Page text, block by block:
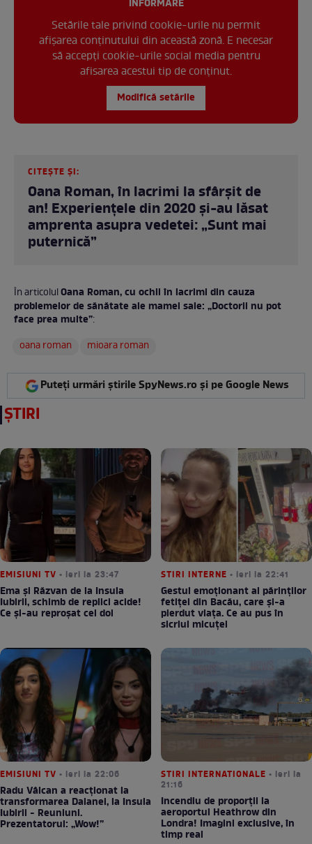
INFORMARE
Setările tale privind cookie-urile nu permit
afișarea conținutului din această zonă. E necesar
să accepți cookie-urile social media pentru
afisarea acestui tip de conținut.
Modifică setările
CITEȘTE ȘI:
Oana Roman, în lacrimi la sfârșit de
an! Experiențele din 2020 și-au lăsat
amprenta asupra vedetei: „Sunt mai
puternică”
În articolulOana Roman, cu ochii în lacrimi din cauza
problemelor de sănătate ale mamei sale: „Doctorii nu pot
face prea multe”:
oana roman
mioara roman
Puteți urmări știrile SpyNews.ro și pe Google News
ȘTIRI
EMISIUNI TV • ieri la 23:47
Ema și Răzvan de la Insula
Iubirii, schimb de replici acide!
Ce și-au reproșat cei doi
STIRI INTERNE • ieri la 22:41
Gestul emoționant al părinților
fetiței din Bacău, care și-a
pierdut viața. Ce au pus în
sicriul micuței
EMISIUNI TV • ieri la 22:06
Radu Vâlcan a reacționat la
transformarea Daianei, la Insula
Iubirii - Reuniuni.
Prezentatorul: „Wow!”
STIRI INTERNATIONALE • ieri la
21:16
Incendiu de proporții la
aeroportul Heathrow din
Londra! Imagini exclusive, în
timp real